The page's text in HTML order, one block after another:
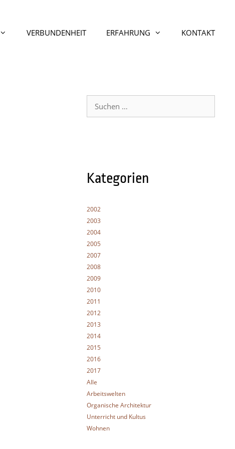
VERBUNDENHEIT ERFAHRUNG KONTAKT
nach:
Kategorien
2002
2003
2004
2005
2007
2008
2009
2010
2011
2012
2013
2014
2015
2016
2017
Alle
Arbeitswelten
Organische Architektur
Unterricht und Kultus
Wohnen